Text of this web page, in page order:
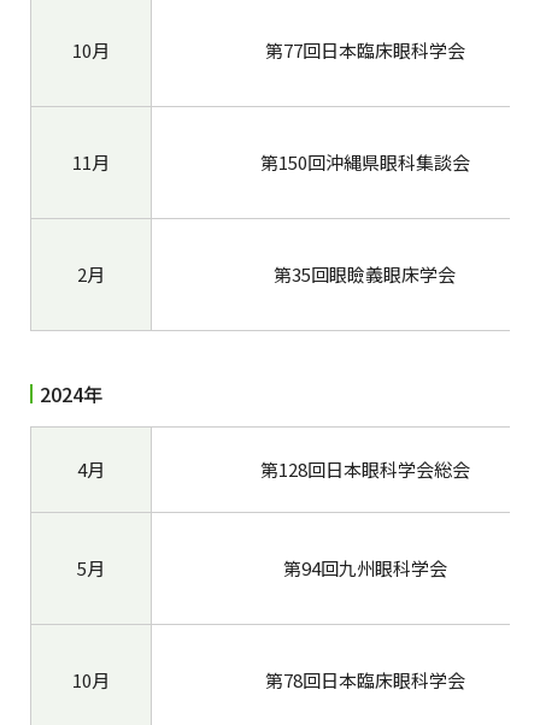
10月 第77回日本臨床眼科学会
11月 第150回沖縄県眼科集談会
2月 第35回眼瞼義眼床学会
2024年
4月 第128回日本眼科学会総会
5月 第94回九州眼科学会
10月 第78回日本臨床眼科学会